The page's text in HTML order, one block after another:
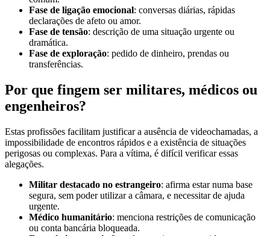
Fase de ligação emocional: conversas diárias, rápidas
declarações de afeto ou amor.
Fase de tensão: descrição de uma situação urgente ou
dramática.
Fase de exploração: pedido de dinheiro, prendas ou
transferências.
Por que fingem ser militares, médicos ou
engenheiros?
Estas profissões facilitam justificar a ausência de videochamadas, a
impossibilidade de encontros rápidos e a existência de situações
perigosas ou complexas. Para a vítima, é difícil verificar essas
alegações.
Militar destacado no estrangeiro: afirma estar numa base
segura, sem poder utilizar a câmara, e necessitar de ajuda
urgente.
Médico humanitário: menciona restrições de comunicação
ou conta bancária bloqueada.